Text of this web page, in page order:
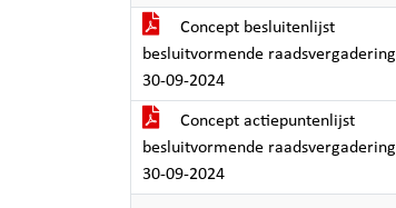
Concept besluitenlijst
besluitvormende raadsvergadering
30-09-2024
Concept actiepuntenlijst
besluitvormende raadsvergadering
30-09-2024